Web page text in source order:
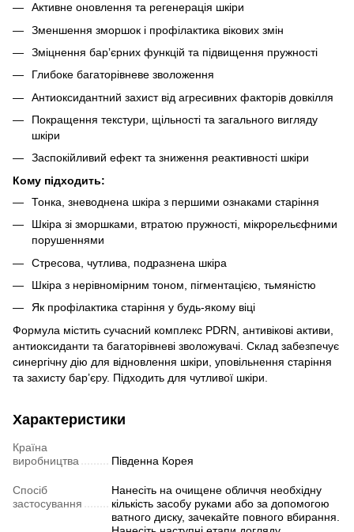
Активне оновлення та регенерація шкіри
Зменшення зморшок і профілактика вікових змін
Зміцнення барʼєрних функцій та підвищення пружності
Глибоке багаторівневе зволоження
Антиоксидантний захист від агресивних факторів довкілля
Покращення текстури, щільності та загального вигляду
шкіри
Заспокійливий ефект та зниження реактивності шкіри
Кому підходить:
Тонка, зневоднена шкіра з першими ознаками старіння
Шкіра зі зморшками, втратою пружності, мікрорельєфними
порушеннями
Стресова, чутлива, подразнена шкіра
Шкіра з нерівномірним тоном, пігментацією, тьмяністю
Як профілактика старіння у будь-якому віці
Формула містить сучасний комплекс PDRN, антивікові активи,
антиоксиданти та багаторівневі зволожувачі. Склад забезпечує
синергічну дію для відновлення шкіри, уповільнення старіння
та захисту барʼєру. Підходить для чутливої шкіри.
Характеристики
Країна
виробництва
Південна Корея
Спосіб
застосування
Нанесіть на очищене обличчя необхідну
кількість засобу руками або за допомогою
ватного диску, зачекайте повного вбирання.